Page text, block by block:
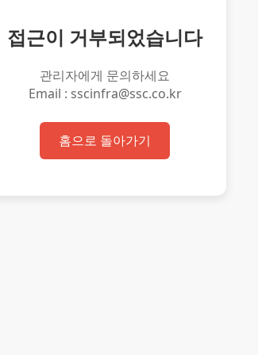
접근이 거부되었습니다
관리자에게 문의하세요
Email : sscinfra@ssc.co.kr
홈으로 돌아가기